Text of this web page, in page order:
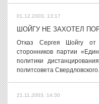
01.12.2003, 13:17
ШОЙГУ НЕ ЗАХОТЕЛ
Отказ Сергея Шойгу
сторонников партии
политики
политсовета
21.11.2003, 14:30